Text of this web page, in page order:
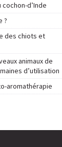
d’Inde
?
des chiots et
animaux de
d’utilisation
aromathérapie